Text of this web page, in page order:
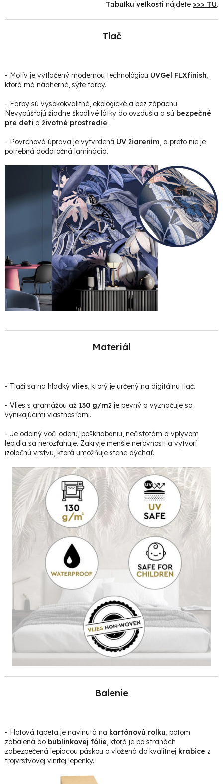
Tabuľku veľkostí nájdete >>> TU.
Tlač
- Motív je vytlačený modernou technológiou UVGel FLXfinish,
ktorá má nádherné, sýte farby.
- Farby sú vysokokvalitné, ekologické a bez zápachu.
Nevypúšťajú žiadne škodlivé látky do ovzdušia a sú bezpečné
pre deti a životné prostredie.
- Povrchová úprava je vytvrdená UV žiarením, a preto nie je
potrebná dodatočná laminácia.
Materiál
- Tlačí sa na hladký vlies, ktorý je určený na digitálnu tlač.
- Vlies s gramážou až 130 g/m2 je pevný a vyznačuje sa
vynikajúcimi vlastnosťami.
- Je odolný voči oderu, poškriabaniu, nečistotám a vplyvom
lepidla sa nerozťahuje. Zakryje menšie nerovnosti a vytvorí
izolačnú vrstvu, ktorá umožňuje stene dýchať.
Balenie
- Hotová tapeta je navinutá na kartónovú rolku, potom
zabalená do bublinkovej fólie, ktorá je po stranách
zabezpečená lepiacou páskou a vložená do kvalitnej krabice z
trojvrstvovej vlnitej lepenky.